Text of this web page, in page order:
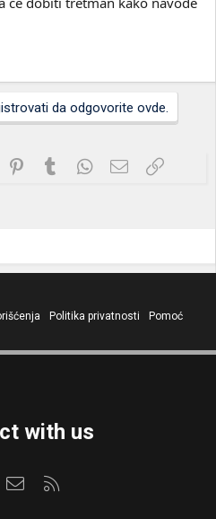
da odgovorite ovde.
PinterestTumblrWhatsApp
Imejl Link
Politika privatnosti
Pomoć
with us
Kontaktirajte nas